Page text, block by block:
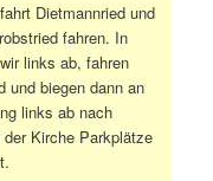
Dietmannried und
fahren. In
links ab, fahren
und biegen dann an
links ab nach
Kirche Parkplätze